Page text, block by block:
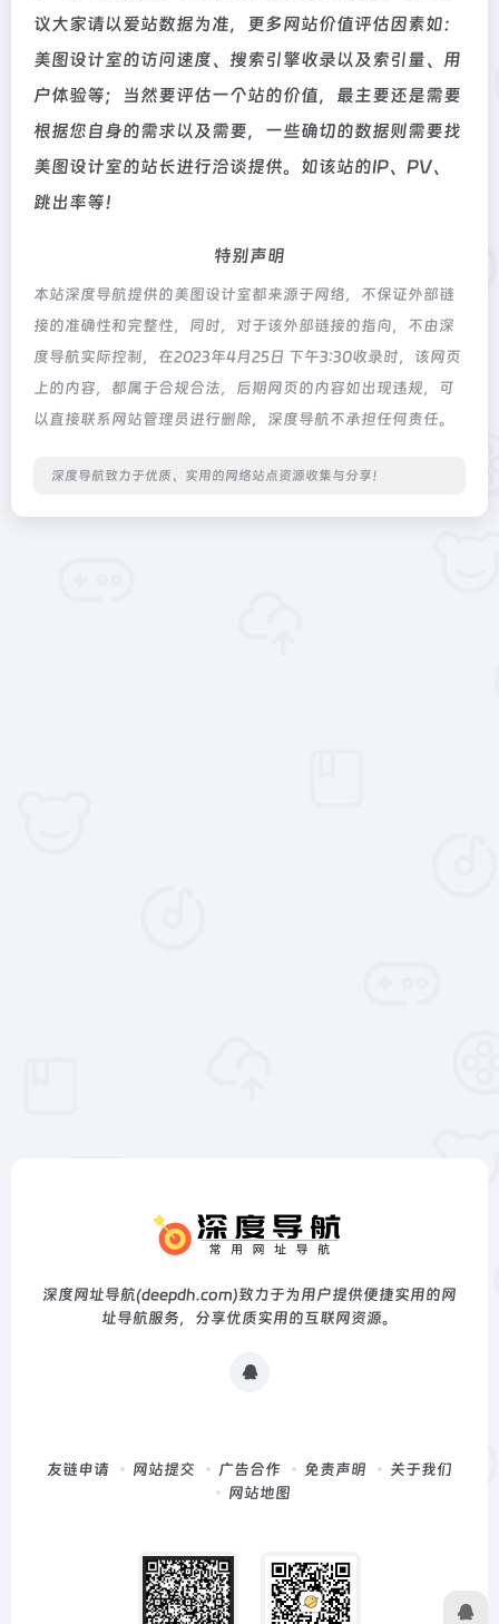
议大家请以爱站数据为准，更多网站价值评估因素如：
美图设计室的访问速度、搜索引擎收录以及索引量、用
户体验等；当然要评估一个站的价值，最主要还是需要
根据您自身的需求以及需要，一些确切的数据则需要找
美图设计室的站长进行洽谈提供。如该站的IP、PV、
跳出率等！
特别声明
本站深度导航提供的美图设计室都来源于网络，不保证外部链
接的准确性和完整性，同时，对于该外部链接的指向，不由深
度导航实际控制，在2023年4月25日 下午3:30收录时，该网页
上的内容，都属于合规合法，后期网页的内容如出现违规，可
以直接联系网站管理员进行删除，深度导航不承担任何责任。
深度导航致力于优质、实用的网络站点资源收集与分享！
深度网址导航(deepdh.com)致力于为用户提供便捷实用的网
址导航服务，分享优质实用的互联网资源。
友链申请 网站提交 广告合作 免责声明
关于我们
网站地图